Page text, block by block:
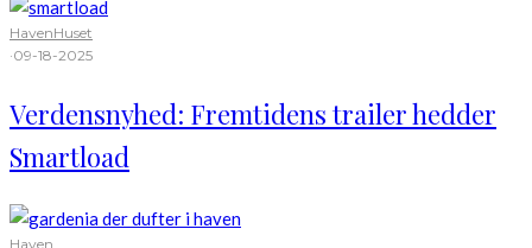
HavenHuset
·09-18-2025
Verdensnyhed: Fremtidens trailer hedder
Smartload
Haven